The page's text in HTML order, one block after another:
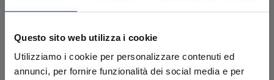
Questo sito web utilizza i cookie
Utilizziamo i cookie per personalizzare contenuti ed
annunci, per fornire funzionalità dei social media e per